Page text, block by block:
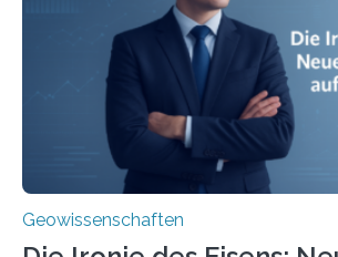
Geowissenschaften